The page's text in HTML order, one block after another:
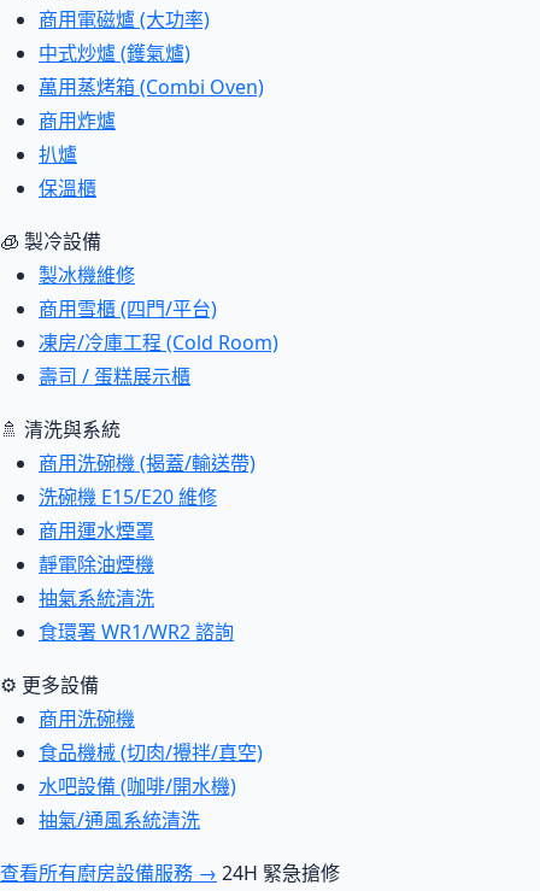
商用電磁爐 (大功率)
中式炒爐 (鑊氣爐)
萬用蒸烤箱 (Combi Oven)
商用炸爐
扒爐
保溫櫃
🧊 製冷設備
製冰機維修
商用雪櫃 (四門/平台)
凍房/冷庫工程 (Cold Room)
壽司 / 蛋糕展示櫃
🚿 清洗與系統
商用洗碗機 (揭蓋/輸送帶)
洗碗機 E15/E20 維修
商用運水煙罩
靜電除油煙機
抽氣系統清洗
食環署 WR1/WR2 諮詢
⚙ 更多設備
商用洗碗機
食品機械 (切肉/攪拌/真空)
水吧設備 (咖啡/開水機)
抽氣/通風系統清洗
查看所有廚房設備服務 → 24H 緊急搶修